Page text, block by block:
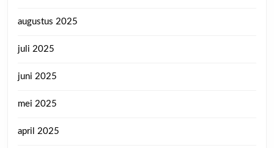
augustus 2025
juli 2025
juni 2025
mei 2025
april 2025